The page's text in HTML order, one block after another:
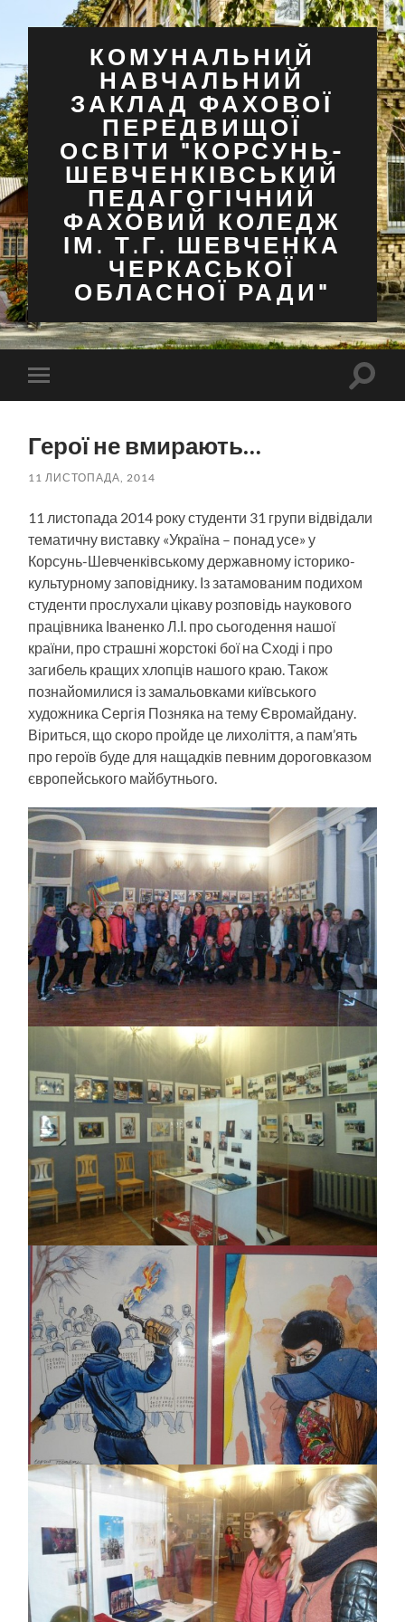
КОМУНАЛЬНИЙ
НАВЧАЛЬНИЙ
ЗАКЛАД ФАХОВОЇ
ПЕРЕДВИЩОЇ
ОСВІТИ "КОРСУНЬ-
ШЕВЧЕНКІВСЬКИЙ
ПЕДАГОГІЧНИЙ
ФАХОВИЙ КОЛЕДЖ
ІМ. Т.Г. ШЕВЧЕНКА
ЧЕРКАСЬКОЇ
ОБЛАСНОЇ РАДИ"
Перемкнути
мобільне
Герої не вмирають…
11 ЛИСТОПАДА, 2014
11 листопада 2014 року студенти 31 групи відвідали
тематичну виставку «Україна – понад усе» у
Корсунь-Шевченківському державному історико-
культурному заповіднику. Із затамованим подихом
студенти прослухали цікаву розповідь наукового
працівника Іваненко Л.І. про сьогодення нашої
країни, про страшні жорстокі бої на Сході і про
загибель кращих хлопців нашого краю. Також
познайомилися із замальовками київського
художника Сергія Позняка на тему Євромайдану.
Віриться, що скоро пройде це лихоліття, а пам’ять
про героїв буде для нащадків певним дороговказом
європейського майбутнього.